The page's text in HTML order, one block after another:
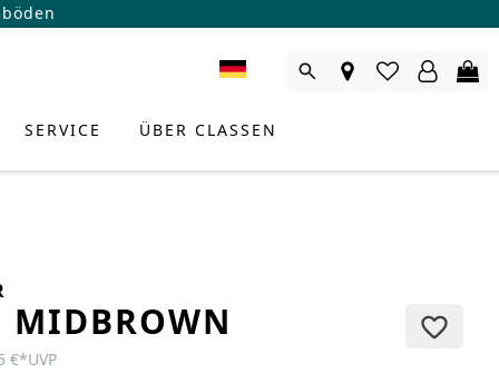
SERVICE ÜBER CLASSEN
MIDBROWN
€*UVP